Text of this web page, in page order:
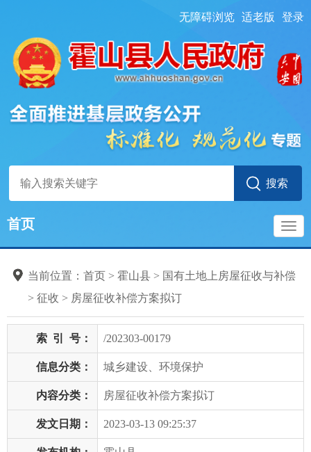
无障碍浏览 适老版 登录
首页
当前位置： 首页 > 霍山县 > 国有土地上房屋征收与补偿
> 征收 > 房屋征收补偿方案拟订
索 引 号： /202303-00179
信息分类： 城乡建设、环境保护
内容分类： 房屋征收补偿方案拟订
发文日期： 2023-03-13 09:25:37